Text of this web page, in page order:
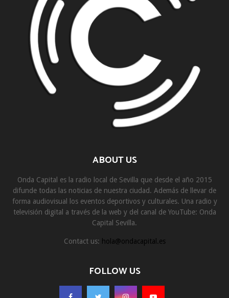
ABOUT US
Onda Capital es la radio local de Sevilla que desde el año 2015
difunde todas las noticias de nuestra ciudad. Además de llevar de
forma audiovisual los eventos deportivos y culturales. Una radio y
televisión digital a través de la web y del canal de YouTube: Onda
Capital Sevilla.
Contact us: hola@ondacapital.es
FOLLOW US